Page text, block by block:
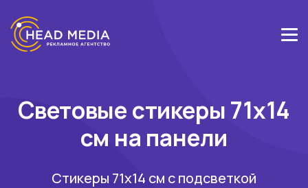
Световые стикеры 71х14
см на панели
Стикеры 71х14 см с подсветкой